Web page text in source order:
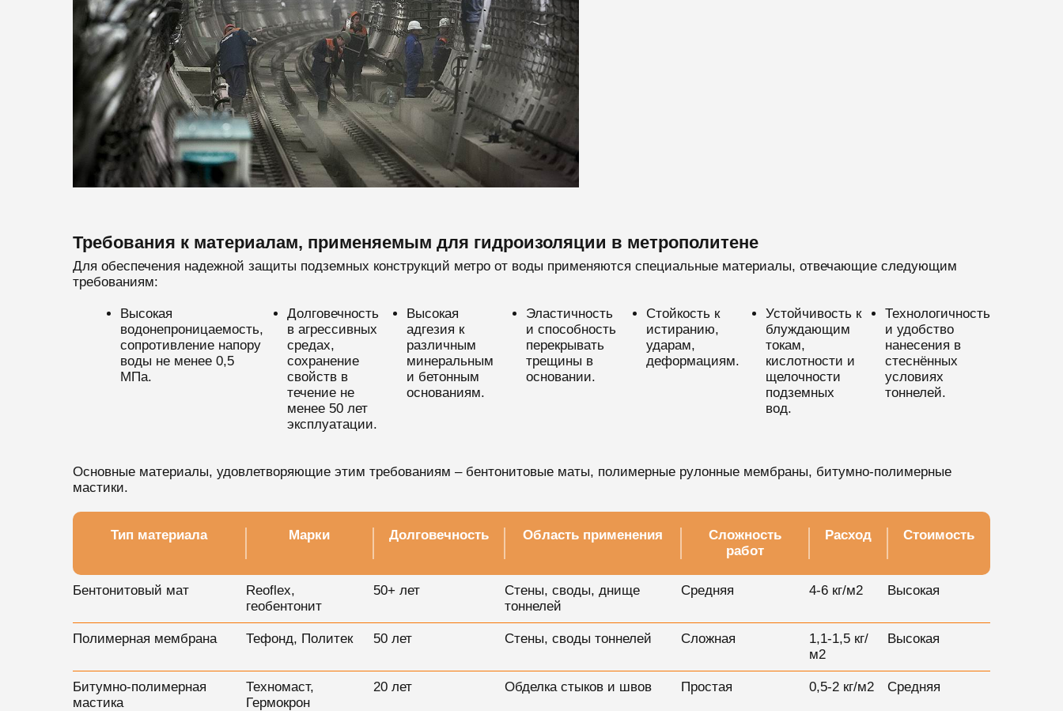
Требования к материалам, применяемым для гидроизоляции в метрополитене
Для обеспечения надежной защиты подземных конструкций метро от воды применяются специальные материалы, отвечающие следующим
требованиям:
Высокая
водонепроницаемость,
сопротивление напору
воды не менее 0,5
МПа.
Долговечность
в агрессивных
средах,
сохранение
свойств в
течение не
менее 50 лет
эксплуатации.
Высокая
адгезия к
различным
минеральным
и бетонным
основаниям.
Эластичность
и способность
перекрывать
трещины в
основании.
Стойкость к
истиранию,
ударам,
деформациям.
Устойчивость к
блуждающим
токам,
кислотности и
щелочности
подземных
вод.
Технологичность
и удобство
нанесения в
стеснённых
условиях
тоннелей.
Основные материалы, удовлетворяющие этим требованиям – бентонитовые маты, полимерные рулонные мембраны, битумно-полимерные
мастики.
Тип материала Марки Долговечность Область применения
Сложность
работ
Расход Стоимость
Бентонитовый мат
Reoflex,
геобентонит
50+ лет
Стены, своды, днище
тоннелей
Средняя 4-6 кг/м2 Высокая
Полимерная мембрана Тефонд, Политек 50 лет Стены, своды тоннелей Сложная
1,1-1,5 кг/
м2
Высокая
Битумно-полимерная
мастика
Техномаст,
Гермокрон
20 лет Обделка стыков и швов Простая 0,5-2 кг/м2 Средняя